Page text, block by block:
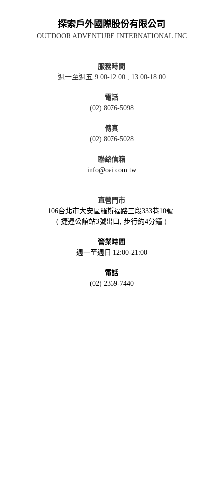
探索戶外國際股份有限公司
OUTDOOR ADVENTURE INTERNATIONAL INC
服務時間
週一至週五 9:00-12:00 , 13:00-18:00
電話
(02) 8076-5098
傳真
(02) 8076-5028
聯絡信箱
info@oai.com.tw
直營門市
106台北市大安區羅斯福路三段333巷10號
( 捷運公館站3號出口, 步行約4分鐘 )
營業時間
週一至週日 12:00-21:00
電話
(02) 2369-7440